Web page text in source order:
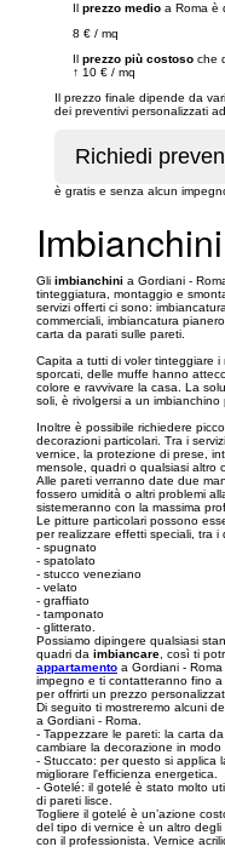
Il prezzo medio a Roma è
8 € / mq
Il prezzo più costoso che
↑ 10 € / mq
Il prezzo finale dipende da
dei preventivi personalizzati
è gratis e senza alcun
Gli imbianchini a Gordiani -
tinteggiatura, montaggio e
servizi offerti ci sono:
commerciali, imbiancatura
carta da parati sulle pareti.
Capita a tutti di voler tinteggiare
sporcati, delle muffe hanno
colore e ravvivare la casa. La
soli, è rivolgersi a un imbianchino
Inoltre è possibile richiedere
decorazioni particolari. Tra i
vernice, la protezione di prese,
mensole, quadri o qualsiasi altro
Alle pareti verranno date due
fossero umidità o altri problemi
sistemeranno con la massima
Le pitture particolari possono
per realizzare effetti speciali, tra i
- spugnato
- spatolato
- stucco veneziano
- velato
- graffiato
- tamponato
- glitterato.
Possiamo dipingere qualsiasi
quadri da imbiancare , così ti
appartamento a Gordiani -
impegno e ti contatteranno fino
per offrirti un prezzo
Di seguito ti mostreremo alcuni
a Gordiani - Roma.
- Tappezzare le pareti: la carta
cambiare la decorazione in modo
- Stuccato: per questo si applica
migliorare l'efficienza energetica.
- Gotelé: il gotelé è stato molto
di pareti lisce.
Togliere il gotelé è un’azione
del tipo di vernice è un altro
con il professionista. Vernice